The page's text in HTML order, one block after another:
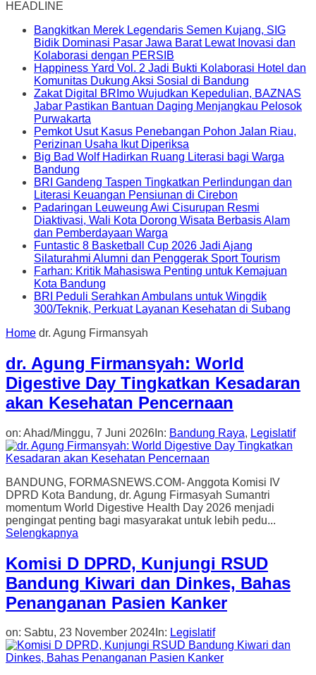
HEADLINE
Bangkitkan Merek Legendaris Semen Kujang, SIG
Bidik Dominasi Pasar Jawa Barat Lewat Inovasi dan
Kolaborasi dengan PERSIB
Happiness Yard Vol. 2 Jadi Bukti Kolaborasi Hotel dan
Komunitas Dukung Aksi Sosial di Bandung
Zakat Digital BRImo Wujudkan Kepedulian, BAZNAS
Jabar Pastikan Bantuan Daging Menjangkau Pelosok
Purwakarta
Pemkot Usut Kasus Penebangan Pohon Jalan Riau,
Perizinan Usaha Ikut Diperiksa
Big Bad Wolf Hadirkan Ruang Literasi bagi Warga
Bandung
BRI Gandeng Taspen Tingkatkan Perlindungan dan
Literasi Keuangan Pensiunan di Cirebon
Padaringan Leuweung Awi Cisurupan Resmi
Diaktivasi, Wali Kota Dorong Wisata Berbasis Alam
dan Pemberdayaan Warga
Funtastic 8 Basketball Cup 2026 Jadi Ajang
Silaturahmi Alumni dan Penggerak Sport Tourism
Farhan: Kritik Mahasiswa Penting untuk Kemajuan
Kota Bandung
BRI Peduli Serahkan Ambulans untuk Wingdik
300/Teknik, Perkuat Layanan Kesehatan di Subang
Home dr. Agung Firmansyah
dr. Agung Firmansyah: World
Digestive Day Tingkatkan Kesadaran
akan Kesehatan Pencernaan
on: Ahad/Minggu, 7 Juni 2026 In: Bandung Raya, Legislatif
BANDUNG, FORMASNEWS.COM- Anggota Komisi IV
DPRD Kota Bandung, dr. Agung Firmasyah Sumantri
momentum World Digestive Health Day 2026 menjadi
pengingat penting bagi masyarakat untuk lebih pedu...
Selengkapnya
Komisi D DPRD, Kunjungi RSUD
Bandung Kiwari dan Dinkes, Bahas
Penanganan Pasien Kanker
on: Sabtu, 23 November 2024 In: Legislatif